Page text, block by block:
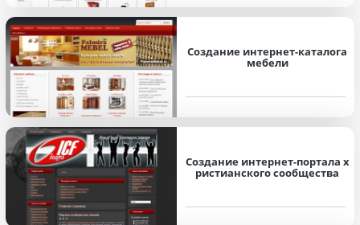
Создание интернет-каталога
мебели
Создание интернет-портала x
ристианского сообщества